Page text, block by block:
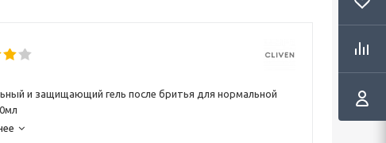
и защищающий гель после бритья для нормальной